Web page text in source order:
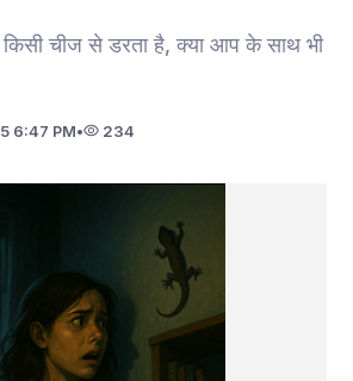
किसी चीज से डरता है, क्या आप के साथ भी
6:47 PM• 234